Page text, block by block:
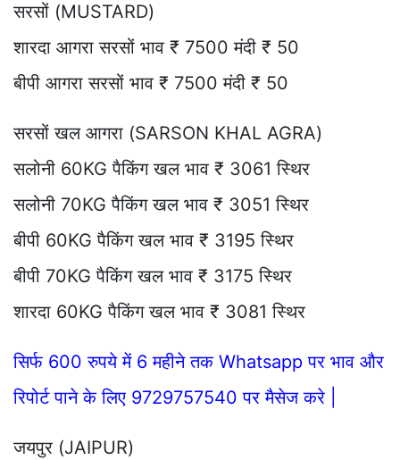
सरसों (MUSTARD)
शारदा आगरा सरसों भाव ₹ 7500 मंदी ₹ 50
बीपी आगरा सरसों भाव ₹ 7500 मंदी ₹ 50
सरसों खल आगरा (SARSON KHAL AGRA)
सलोनी 60KG पैकिंग खल भाव ₹ 3061 स्थिर
सलोनी 70KG पैकिंग खल भाव ₹ 3051 स्थिर
बीपी 60KG पैकिंग खल भाव ₹ 3195 स्थिर
बीपी 70KG पैकिंग खल भाव ₹ 3175 स्थिर
शारदा 60KG पैकिंग खल भाव ₹ 3081 स्थिर
सिर्फ 600 रुपये में 6 महीने तक Whatsapp पर भाव और
रिपोर्ट पाने के लिए 9729757540 पर मैसेज करे |
जयपुर (JAIPUR)